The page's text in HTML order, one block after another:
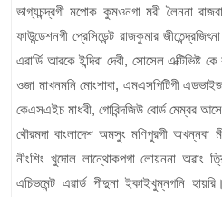
ভাগ্যচন্দ্রগী মপোক কুমওনগা মরী লৈননা
ফাউন্ডেশনগী প্রেসিডেন্ট রাজকুমার
এৱার্ডি আরকে ইন্দিরা দেবী, সোসেল এক্টিভিষ্ট
ওজা মাখনমনি মোংশাবা, এমএসপিটিগী
কেএসএইচ মাধবী, গোবিন্দজিউ বোর্ড মেম্বর
থৌরমদা বাংলাদেশ অমসুং মণিপুরগী অখন্নবা
নীংশিং খুদোল লান্থোকপগা লোয়ননা অৱাং
এচিভমেন্ট এৱার্ড পীদুনা ইকাইখুম্নগনি